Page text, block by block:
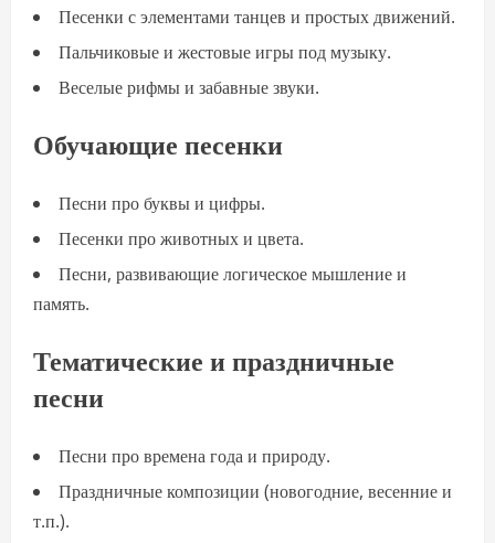
Песенки с элементами танцев и простых движений.
Пальчиковые и жестовые игры под музыку.
Веселые рифмы и забавные звуки.
Обучающие песенки
Песни про буквы и цифры.
Песенки про животных и цвета.
Песни, развивающие логическое мышление и
память.
Тематические и праздничные
песни
Песни про времена года и природу.
Праздничные композиции (новогодние, весенние и
т.п.).